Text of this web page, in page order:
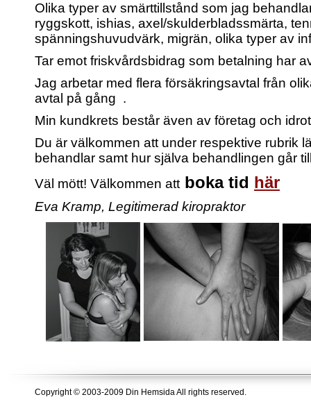
Olika typer av smärttillstånd som jag
ryggskott, ishias, axel/skulderbladssmärta,
spänningshuvudvärk, migrän, olika typer av
Tar emot friskvårdsbidrag som betalning har
Jag arbetar med flera försäkringsavtal från
avtal på gång .
Min kundkrets består även av företag och
Du är välkommen att under respektive rubrik
behandlar samt hur själva behandlingen går
Väl mött! Välkommen att boka tid här
Eva Kramp, Legitimerad kiropraktor
Copyright © 2003-2009 Din Hemsida All rights reserved.